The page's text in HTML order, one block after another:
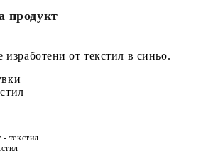
продукт
от текстил в синьо.
- текстил